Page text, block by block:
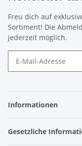
Freu dich auf
Sortiment! Die
jederzeit möglich.
Informationen
Gesetzliche